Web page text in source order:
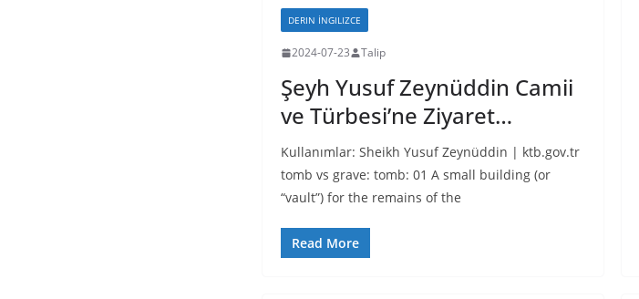
DERIN İNGILIZCE
2024-07-23 Talip
Şeyh Yusuf Zeynüddin Camii
ve Türbesi’ne Ziyaret…
Kullanımlar: Sheikh Yusuf Zeynüddin | ktb.gov.tr
tomb vs grave: tomb: 01 A small building (or
“vault”) for the remains of the
Read More